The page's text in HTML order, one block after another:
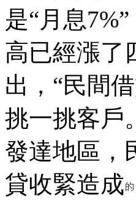
是“月息
高已經漲了
出，“民間
挑一挑客戶
發達地區，
貸收緊造成